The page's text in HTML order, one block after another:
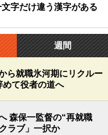
字だけ違う漢字がある
週間
ら就職氷河期にリクルー
めて役者の道へ
森保一監督の“再就職
ラブ」一択か